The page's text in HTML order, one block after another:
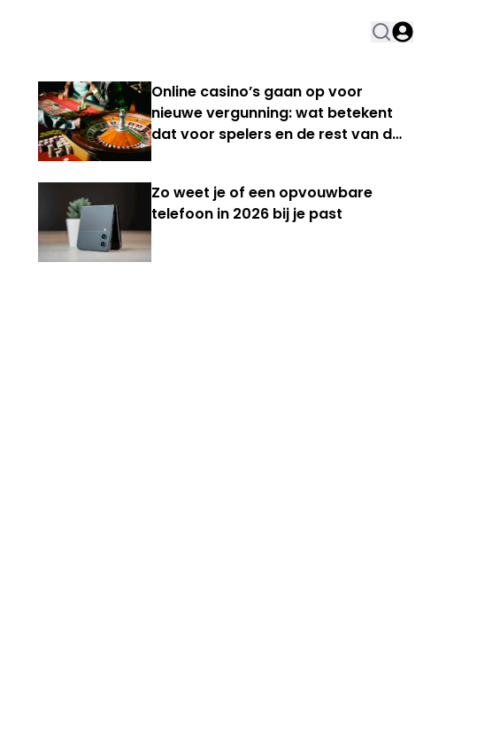
Online casino’s gaan op voor
nieuwe vergunning: wat betekent
dat voor spelers en de rest van de
Zo weet je of een opvouwbare
telefoon in 2026 bij je past